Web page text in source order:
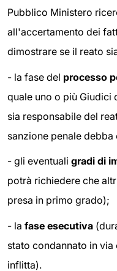
Pubblico Ministero
all'accertamento dei
dimostrare se il reato
- la fase del processo
quale uno o più Giudici
sia responsabile del
sanzione penale
- gli eventuali gradi di
potrà richiedere che
presa in primo grado);
- la fase esecutiva
stato condannato in
inflitta).